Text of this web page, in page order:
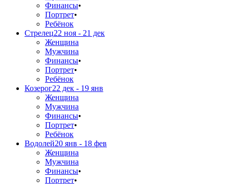
Финансы•
Портрет•
Ребёнок
Стрелец22 ноя - 21 дек
Женщина
Мужчина
Финансы•
Портрет•
Ребёнок
Козерог22 дек - 19 янв
Женщина
Мужчина
Финансы•
Портрет•
Ребёнок
Водолей20 янв - 18 фев
Женщина
Мужчина
Финансы•
Портрет•